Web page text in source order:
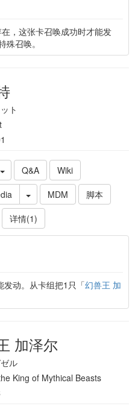
，这张卡召唤成功时才能发
殊召唤。
ト
Q&A
Wiki
MDM
脚本
详情(1)
动。从卡组把1只「幻兽王 加
加泽尔
ル
King of Mythical Beasts